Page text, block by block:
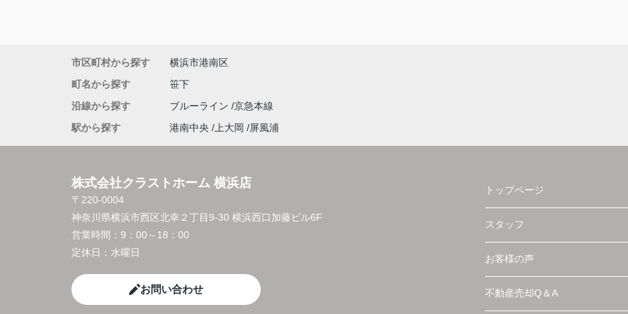
市区町村から探す
横浜市港南区
町名から探す
笹下
沿線から探す
ブルーライン 京急本線
駅から探す
港南中央 上大岡 屏風浦
株式会社クラストホーム 横浜店
〒220-0004
神奈川県横浜市西区北幸２丁目9-30 横浜西口加藤ビル6F
営業時間： 9：00～18：00
定休日： 水曜日
お問い合わせ
トップページ
スタッフ
お客様の声
不動産売却Q＆A